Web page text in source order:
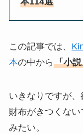
この記事では、
本の中から 「小
いきなりですが
財布がきつくな
みたい。